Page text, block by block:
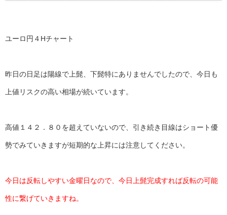
ユーロ円４Hチャート
昨日の日足は陽線で上髭、下髭特にありませんでしたので、今日も
上値リスクの高い相場が続いています。
高値１４２．８０を超えていないので、引き続き目線はショート優
勢でみていきますが短期的な上昇には注意してください。
今日は反転しやすい金曜日なので、今日上髭完成すれば反転の可能
性に繋げていきますね。